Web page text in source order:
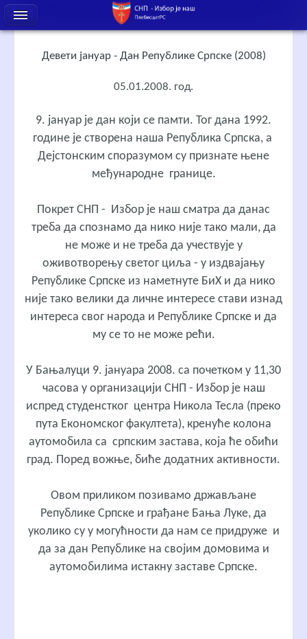
Девети јануар - Дан Републике Српске (2008)
05.01.2008. год.
9. јануар је дан који се памти. Тог дана 1992.
године је створена наша Република Српска, a
Дејстонским споразумом су признате њене
међународне границе.
Покрет СНП - Избор је наш сматра да данас
треба да спознамо да нико није тако мали, да
не може и не треба да учествује у
оживотворењу светог циља - у издвајању
Републике Српске из наметнуте БиХ и да нико
није тако велики да личне интересе стави изнад
интереса свог народа и Републике Српске и да
му се то не може рећи.
У Бањалуци 9. јануара 2008. са почетком у 11,30
часова у организацији СНП - Избор је наш
испред студенстког центра Никола Тесла (преко
пута Економског факултета), кренуће колона
аутомобила са српским застава, која ће обићи
град. Поред вожње, биће додатних активности.
Овом приликом позивамо држављане
Републике Српске и грађане Бања Луке, да
уколико су у могућности да нам се придруже и
да за дан Републике на својим домовима и
аутомобилима истакну заставе Српске.